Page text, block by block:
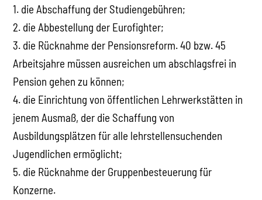
1. die Abschaffung der Studiengebühren;
2. die Abbestellung der Eurofighter;
3. die Rücknahme der Pensionsreform. 40 bzw. 45
Arbeitsjahre müssen ausreichen um abschlagsfrei in
Pension gehen zu können;
4. die Einrichtung von öffentlichen Lehrwerkstätten in
jenem Ausmaß, der die Schaffung von
Ausbildungsplätzen für alle lehrstellensuchenden
Jugendlichen ermöglicht;
5. die Rücknahme der Gruppenbesteuerung für
Konzerne.